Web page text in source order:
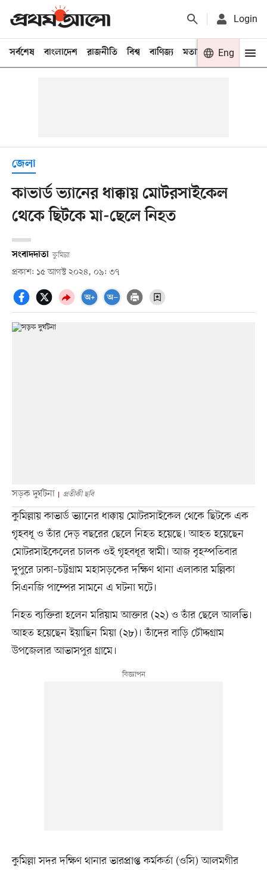
Login
সর্বশেষ বাংলাদেশ রাজনীতি বিশ্ব বাণিজ্য মতামত খেলা
Eng
জেলা
কাভার্ড ভ্যানের ধাক্কায় মোটরসাইকেল
থেকে ছিটকে মা-ছেলে নিহত
সংবাদদাতা কুমিল্লা
প্রকাশ: ১৫ আগস্ট ২০২৪, ০৯: ৩৭
সড়ক দুর্ঘটনা প্রতীকী ছবি
কুমিল্লায় কাভার্ড ভ্যানের ধাক্কায় মোটরসাইকেল থেকে ছিটকে এক
গৃহবধূ ও তাঁর দেড় বছরের ছেলে নিহত হয়েছে। আহত হয়েছেন
মোটরসাইকেলের চালক ওই গৃহবধূর স্বামী। আজ বৃহস্পতিবার
দুপুরে ঢাকা–চট্টগ্রাম মহাসড়কের দক্ষিণ থানা এলাকার মল্লিকা
সিএনজি পাম্পের সামনে এ ঘটনা ঘটে।
নিহত ব্যক্তিরা হলেন মরিয়াম আক্তার (২২) ও তাঁর ছেলে আলভি।
আহত হয়েছেন ইয়াছিন মিয়া (২৮)। তাঁদের বাড়ি চৌদ্দগ্রাম
উপজেলার আভাসপুর গ্রামে।
কুমিল্লা সদর দক্ষিণ থানার ভারপ্রাপ্ত কর্মকর্তা (ওসি) আলমগীর